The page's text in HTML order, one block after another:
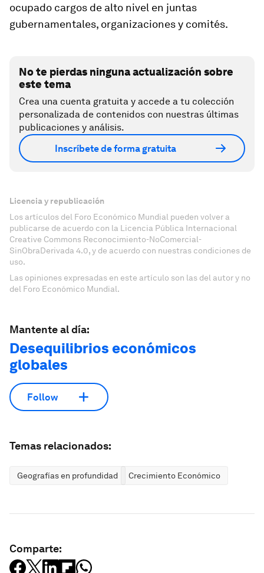
ocupado cargos de alto nivel en juntas
gubernamentales, organizaciones y comités.
No te pierdas ninguna actualización sobre
este tema
Crea una cuenta gratuita y accede a tu colección
personalizada de contenidos con nuestras últimas
publicaciones y análisis.
Inscríbete de forma gratuita
Licencia y republicación
Los artículos del Foro Económico Mundial pueden volver a
publicarse de acuerdo con la Licencia Pública Internacional
Creative Commons Reconocimiento-NoComercial-
SinObraDerivada 4.0, y de acuerdo con nuestras condiciones de
uso.
Las opiniones expresadas en este artículo son las del autor y no
del Foro Económico Mundial.
Mantente al día:
Desequilibrios económicos
globales
Follow
Temas relacionados:
Geografías en profundidad Crecimiento Económico
Comparte: